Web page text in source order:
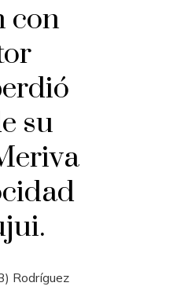
con
su
Rodríguez